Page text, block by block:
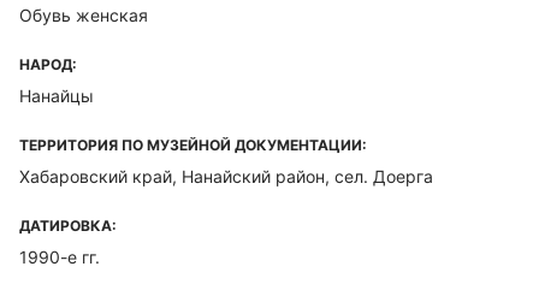
Обувь женская
НАРОД:
Нанайцы
ТЕРРИТОРИЯ ПО МУЗЕЙНОЙ ДОКУМЕНТАЦИИ:
Хабаровский край, Нанайский район, сел. Доерга
ДАТИРОВКА:
1990-е гг.